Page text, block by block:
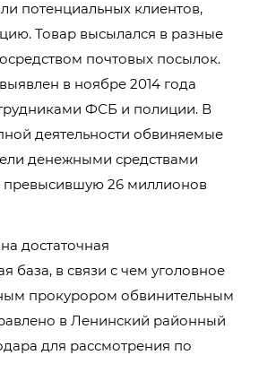
потенциальных клиентов,
Товар высылался в разные
почтовых посылок.
в ноябре 2014 года
ФСБ и полиции. В
деятельности обвиняемые
денежными средствами
превысившую 26 миллионов
достаточная
база, в связи с чем уголовное
прокурором обвинительным
в Ленинский районный
для рассмотрения по